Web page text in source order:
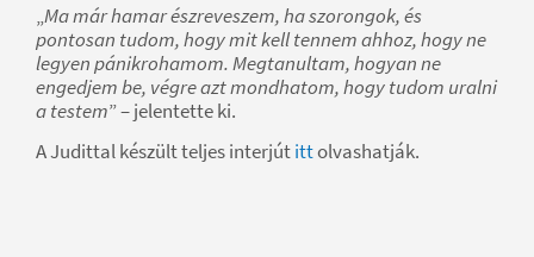
„Ma már hamar észreveszem, ha szorongok, és
pontosan tudom, hogy mit kell tennem ahhoz, hogy ne
legyen pánikrohamom. Megtanultam, hogyan ne
engedjem be, végre azt mondhatom, hogy tudom uralni
a testem” – jelentette ki.
A Judittal készült teljes interjútittolvashatják.